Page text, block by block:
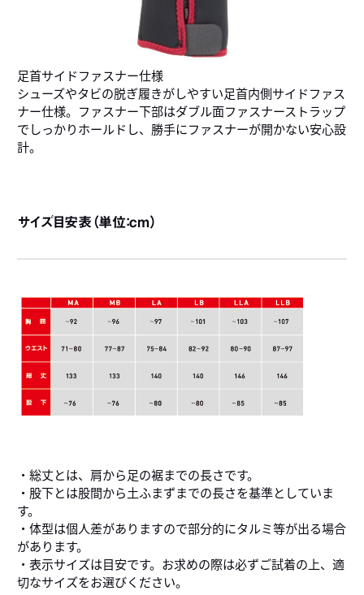
足首サイドファスナー仕様
シューズやタビの脱ぎ履きがしやすい足首内側サイドファス
ナー仕様。ファスナー下部はダブル面ファスナーストラップ
でしっかりホールドし、勝手にファスナーが開かない安心設
計。
サイズ目安表（単位：cm）
・総丈とは、肩から足の裾までの長さです。
・股下とは股間から土ふまずまでの長さを基準としていま
す。
・体型は個人差がありますので部分的にタルミ等が出る場合
があります。
・表示サイズは目安です。お求めの際は必ずご試着の上、適
切なサイズをお選びください。